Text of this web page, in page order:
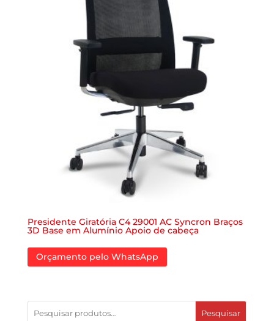
Presidente Giratória C4 29001 AC Syncron Braços
3D Base em Alumínio Apoio de cabeça
Orçamento pelo WhatsApp
Pesquisar